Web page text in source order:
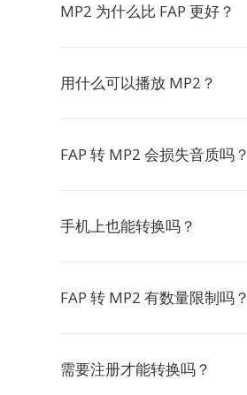
MP2 为什么比 FAP 更好？
用什么可以播放 MP2？
FAP 转 MP2 会损失音质吗？
手机上也能转换吗？
FAP 转 MP2 有数量限制吗？
需要注册才能转换吗？